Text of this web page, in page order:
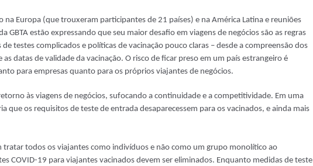
na Europa (que trouxeram participantes de 21 países) e na América Latina e reuniões
GBTA estão expressando que seu maior desafio em viagens de negócios são as regras
testes complicados e políticas de vacinação pouco claras – desde a compreensão dos
datas de validade da vacinação. O risco de ficar preso em um país estrangeiro é
para empresas quanto para os próprios viajantes de negócios.
às viagens de negócios, sufocando a continuidade e a competitividade. Em uma
que os requisitos de teste de entrada desaparecessem para os vacinados, e ainda mais
tratar todos os viajantes como indivíduos e não como um grupo monolítico ao
COVID-19 para viajantes vacinados devem ser eliminados. Enquanto medidas de teste